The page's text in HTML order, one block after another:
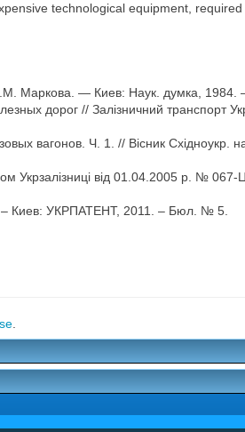
technological equipment,
Маркова. — Киев: Наук. думка, 1984.
дорог // Залізничний транспорт
вагонов. Ч. 1. // Вісник Східноукр.
Укрзалізниці від 01.04.2005 р. № 067-
– Киев: УКРПАТЕНТ, 2011. – Бюл. № 5.